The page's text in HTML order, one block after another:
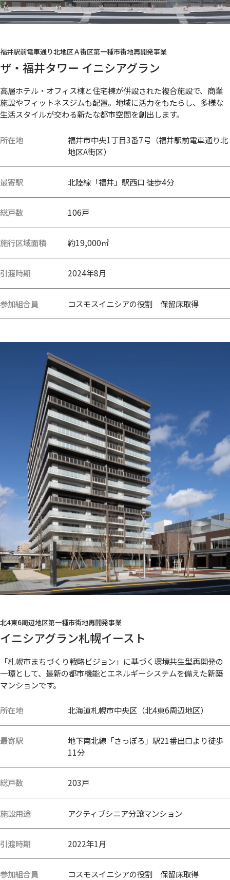
福井駅前電車通り北地区Ａ街区第一種市街地再開発事業
ザ・福井タワー イニシアグラン
高層ホテル・オフィス棟と住宅棟が併設された複合施設で、商業
施設やフィットネスジムも配置。地域に活力をもたらし、多様な
生活スタイルが交わる新たな都市空間を創出します。
所在地
福井市中央1丁目3番7号（福井駅前電車通り北
地区A街区）
最寄駅 北陸線「福井」駅西口 徒歩4分
総戸数 106戸
施行区域面積 約19,000㎡
引渡時期 2024年8月
参加組合員 コスモスイニシアの役割 保留床取得
北4東6周辺地区第一種市街地再開発事業
イニシアグラン札幌イースト
「札幌市まちづくり戦略ビジョン」に基づく環境共生型再開発の
一環として、最新の都市機能とエネルギーシステムを備えた新築
マンションです。
所在地 北海道札幌市中央区（北4東6周辺地区）
最寄駅
地下南北線「さっぽろ」駅21番出口より徒歩
11分
総戸数 203戸
施設用途 アクティブシニア分譲マンション
引渡時期 2022年1月
参加組合員 コスモスイニシアの役割 保留床取得